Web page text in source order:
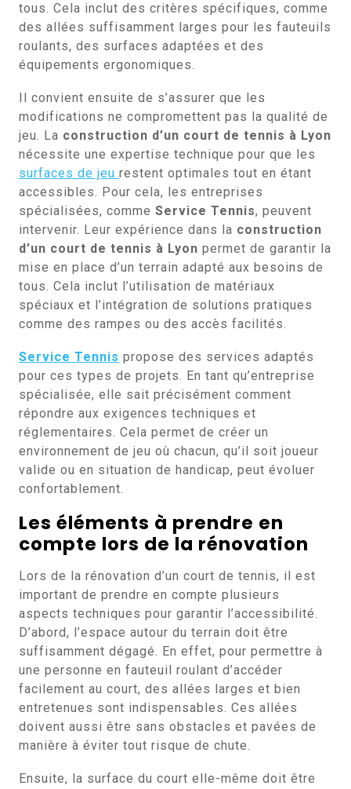
tous. Cela inclut des critères spécifiques, comme
des allées suffisamment larges pour les fauteuils
roulants, des surfaces adaptées et des
équipements ergonomiques.
Il convient ensuite de s’assurer que les
modifications ne compromettent pas la qualité de
jeu. La construction d’un court de tennis à Lyon
nécessite une expertise technique pour que les
surfaces de jeu restent optimales tout en étant
accessibles. Pour cela, les entreprises
spécialisées, comme Service Tennis, peuvent
intervenir. Leur expérience dans la construction
d’un court de tennis à Lyon permet de garantir la
mise en place d’un terrain adapté aux besoins de
tous. Cela inclut l’utilisation de matériaux
spéciaux et l’intégration de solutions pratiques
comme des rampes ou des accès facilités.
Service Tennis propose des services adaptés
pour ces types de projets. En tant qu’entreprise
spécialisée, elle sait précisément comment
répondre aux exigences techniques et
réglementaires. Cela permet de créer un
environnement de jeu où chacun, qu’il soit joueur
valide ou en situation de handicap, peut évoluer
confortablement.
Les éléments à prendre en
compte lors de la rénovation
Lors de la rénovation d’un court de tennis, il est
important de prendre en compte plusieurs
aspects techniques pour garantir l’accessibilité.
D’abord, l’espace autour du terrain doit être
suffisamment dégagé. En effet, pour permettre à
une personne en fauteuil roulant d’accéder
facilement au court, des allées larges et bien
entretenues sont indispensables. Ces allées
doivent aussi être sans obstacles et pavées de
manière à éviter tout risque de chute.
Ensuite, la surface du court elle-même doit être